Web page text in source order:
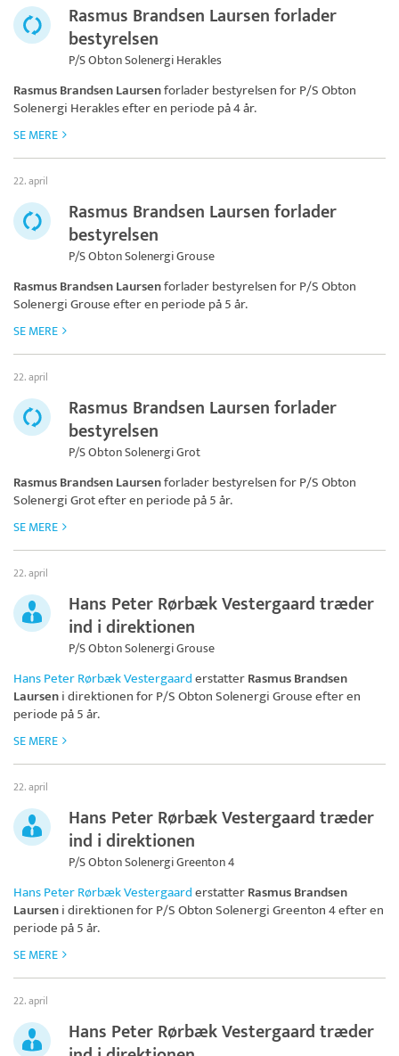
Rasmus Brandsen Laursen forlader
bestyrelsen
P/S Obton Solenergi Herakles
Rasmus Brandsen Laursenforlader bestyrelsen forP/S Obton
Solenergi Heraklesefter en periode på 4 år.
SE MERE
22. april
Rasmus Brandsen Laursen forlader
bestyrelsen
P/S Obton Solenergi Grouse
Rasmus Brandsen Laursenforlader bestyrelsen forP/S Obton
Solenergi Grouseefter en periode på 5 år.
SE MERE
22. april
Rasmus Brandsen Laursen forlader
bestyrelsen
P/S Obton Solenergi Grot
Rasmus Brandsen Laursenforlader bestyrelsen forP/S Obton
Solenergi Grotefter en periode på 5 år.
SE MERE
22. april
Hans Peter Rørbæk Vestergaard træder
ind i direktionen
P/S Obton Solenergi Grouse
Hans Peter Rørbæk VestergaarderstatterRasmus Brandsen
Laurseni direktionen forP/S Obton Solenergi Grouseefter en
periode på 5 år.
SE MERE
22. april
Hans Peter Rørbæk Vestergaard træder
ind i direktionen
P/S Obton Solenergi Greenton 4
Hans Peter Rørbæk VestergaarderstatterRasmus Brandsen
Laurseni direktionen forP/S Obton Solenergi Greenton 4efter en
periode på 5 år.
SE MERE
22. april
Hans Peter Rørbæk Vestergaard træder